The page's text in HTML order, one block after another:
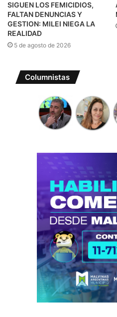
SIGUEN LOS FEMICIDIOS,
FALTAN DENUNCIAS Y
GESTION: MILEI NIEGA LA
REALIDAD
5 de agosto de 2026
Columnistas